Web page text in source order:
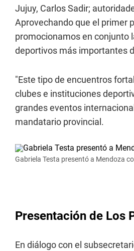
Jujuy, Carlos Sadir;
Aprovechando que el primer
promocionamos en conjunto
deportivos más importantes
"Este tipo de encuentros
clubes e instituciones
grandes eventos
mandatario provincial.
Gabriela Testa presentó a Mendoza
Presentación de Los
En diálogo con el